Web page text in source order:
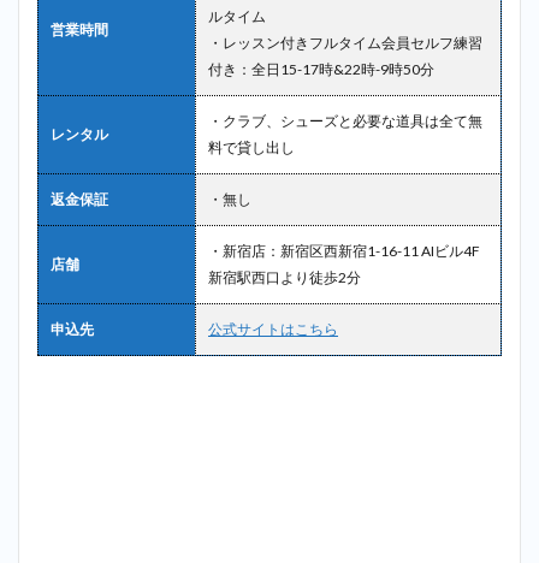
営業時間
ルタイム
・レッスン付きフルタイム会員セルフ練習
付き：全日15-17時&22時-9時50分
レンタル
・クラブ、シューズと必要な道具は全て無
料で貸し出し
返金保証 ・無し
店舗
・新宿店：新宿区西新宿1-16-11 AIビル4F
新宿駅西口より徒歩2分
申込先 公式サイトはこちら